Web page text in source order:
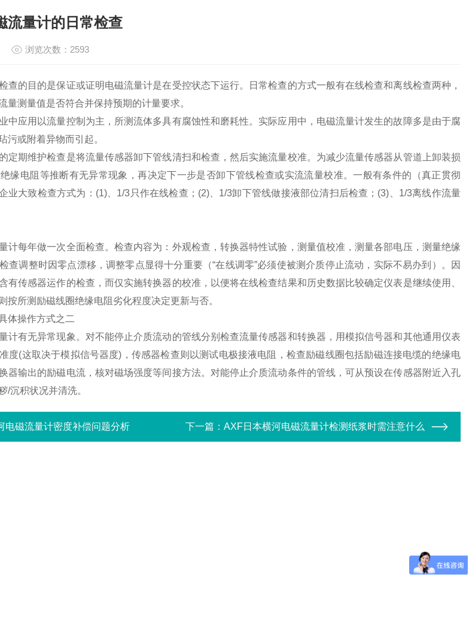
流量计的日常检查
浏览次数：2593
查的目的是保证或证明电磁流量计是在受控状态下运行。日常检查的方式一般有在线检查和离线检查两种，
量测量值是否符合并保持预期的计量要求。
中应用以流量控制为主，所测流体多具有腐蚀性和磨耗性。实际应用中，电磁流量计发生的故障多是由于腐
污或附着异物而引起。
定期维护检查是将流量传感器卸下管线清扫和检查，然后实施流量校准。为减少流量传感器从管道上卸装损
缘电阻等推断有无异常现象，再决定下一步是否卸下管线检查或实流流量校准。一般有条件的（真正贯彻
业大致检查方式为：(1)、1/3只作在线检查；(2)、1/3卸下管线做接液部位清扫后检查；(3)、1/3离线作流量
计每年做一次全面检查。检查内容为：外观检查，转换器特性试验，测量值校准，测量各部电压，测量绝缘
查调整时因零点漂移，调整零点显得十分重要（“在线调零”必须使被测介质停止流动，实际不易办到）。因
有传感器运作的检查，而仅实施转换器的校准，以便将在线检查结果和历史数据比较确定仪表是继续使用、
按所测励磁线圈绝缘电阻劣化程度决定更新与否。
体操作方式之二
计有无异常现象。对不能停止介质流动的管线分别检查流量传感器和转换器，用模拟信号器和其他通用仪表
度(这取决于模拟信号器度)，传感器检查则以测试电极接液电阻，检查励磁线圈包括励磁连接电缆的绝缘电
器输出的励磁电流，核对磁场强度等间接方法。对能停止介质流动条件的管线，可从预设在传感器附近入孔
/沉积状况并清洗。
电磁流量计密度补偿问题分析 下一篇： AXF日本横河电磁流量计检测纸浆时需注意什么